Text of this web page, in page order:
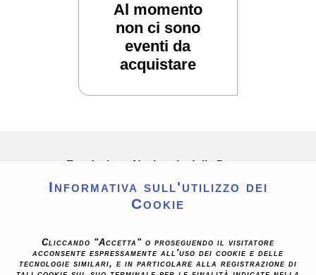
Al momento
non ci sono
eventi da
acquistare
Informativa sull'utilizzo dei
Cookie
Cliccando "Accetta" o proseguendo il visitatore
acconsente espressamente all'uso dei cookie e delle
tecnologie similari, e in particolare alla registrazione di
Fondazione Nazionale della Danza
Via della Costituzione, 39
tel. +39 0522 273011
fax +39 0522 924189
info@aterballetto.it